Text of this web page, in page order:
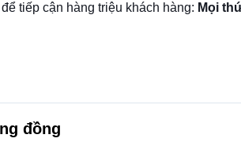
tiếp cận hàng triệu khách hàng: Mọi
đồng